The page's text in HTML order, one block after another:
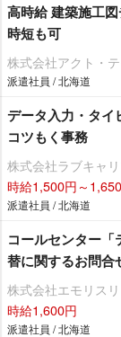
高時給 建築施工
時短も可
株式会社アクト・
派遣社員 / 北海道
データ入力・タイ
コツもく事務
株式会社ラブキャ
時給1,500円～
派遣社員 / 北海道
コールセンター
替に関するお問合
株式会社エモリス
時給1,600円
派遣社員 / 北海道